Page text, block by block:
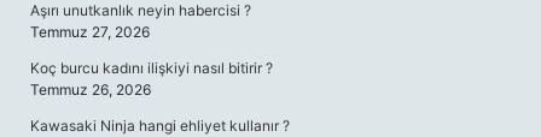
Aşırı unutkanlık neyin habercisi ?
Temmuz 27, 2026
Koç burcu kadını ilişkiyi nasıl bitirir ?
Temmuz 26, 2026
Kawasaki Ninja hangi ehliyet kullanır ?